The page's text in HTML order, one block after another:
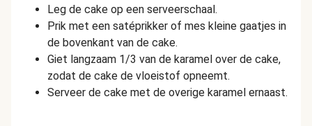
Leg de cake op een serveerschaal.
Prik met een satéprikker of mes kleine gaatjes in
de bovenkant van de cake.
Giet langzaam 1/3 van de karamel over de cake,
zodat de cake de vloeistof opneemt.
Serveer de cake met de overige karamel ernaast.